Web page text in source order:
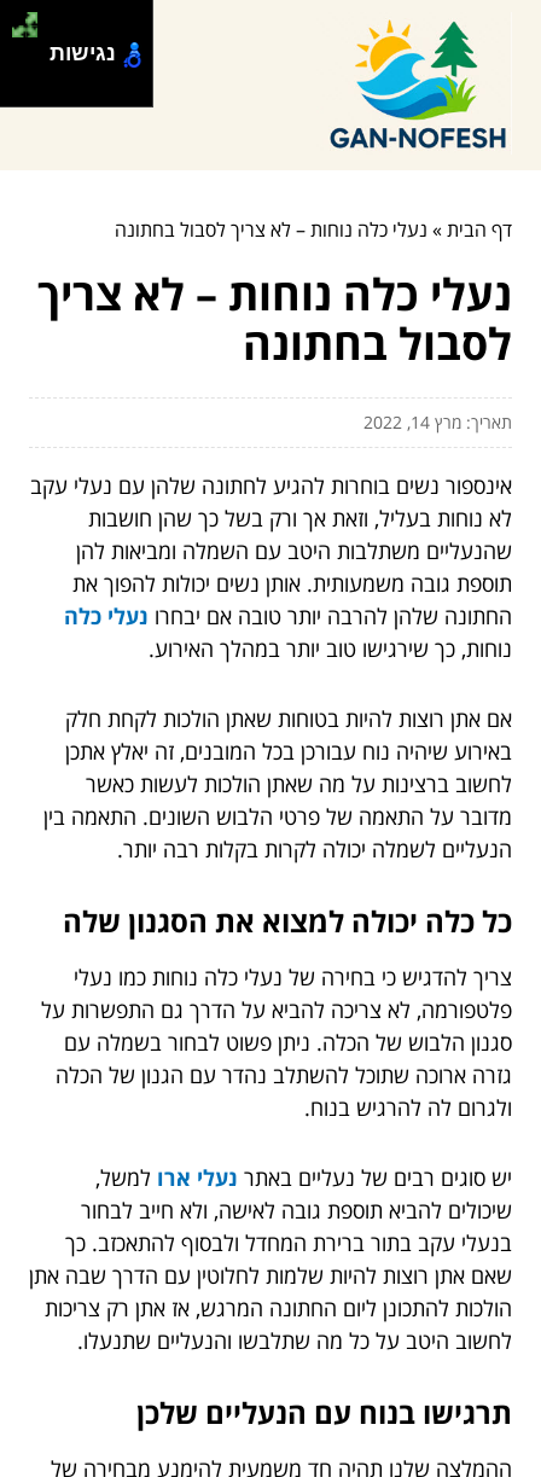
דף הבית» נעלי כלה נוחות – לא צריך לסבול בחתונה
נעלי כלה נוחות – לא צריך
לסבול בחתונה
תאריך: מרץ 14, 2022
אינספור נשים בוחרות להגיע לחתונה שלהן עם נעלי עקב
לא נוחות בעליל, וזאת אך ורק בשל כך שהן חושבות
שהנעליים משתלבות היטב עם השמלה ומביאות להן
תוספת גובה משמעותית. אותן נשים יכולות להפוך את
החתונה שלהן להרבה יותר טובה אם יבחרו נעלי כלה
נוחות, כך שירגישו טוב יותר במהלך האירוע.
אם אתן רוצות להיות בטוחות שאתן הולכות לקחת חלק
באירוע שיהיה נוח עבורכן בכל המובנים, זה יאלץ אתכן
לחשוב ברצינות על מה שאתן הולכות לעשות כאשר
מדובר על התאמה של פרטי הלבוש השונים. התאמה בין
הנעליים לשמלה יכולה לקרות בקלות רבה יותר.
כל כלה יכולה למצוא את הסגנון שלה
צריך להדגיש כי בחירה של נעלי כלה נוחות כמו נעלי
פלטפורמה, לא צריכה להביא על הדרך גם התפשרות על
סגנון הלבוש של הכלה. ניתן פשוט לבחור בשמלה עם
גזרה ארוכה שתוכל להשתלב נהדר עם הגנון של הכלה
ולגרום לה להרגיש בנוח.
יש סוגים רבים של נעליים באתר נעלי ארו למשל,
שיכולים להביא תוספת גובה לאישה, ולא חייב לבחור
בנעלי עקב בתור ברירת המחדל ולבסוף להתאכזב. כך
שאם אתן רוצות להיות שלמות לחלוטין עם הדרך שבה אתן
הולכות להתכונן ליום החתונה המרגש, אז אתן רק צריכות
לחשוב היטב על כל מה שתלבשו והנעליים שתנעלו.
תרגישו בנוח עם הנעליים שלכן
ההמלצה שלנו תהיה חד משמעית להימנע מבחירה של
נגישות